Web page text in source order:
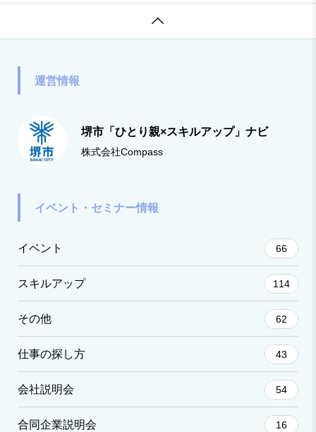

運営情報
堺市「ひとり親×スキルアップ」ナビ
株式会社Compass
イベント・セミナー情報
イベント 66
スキルアップ 114
その他 62
仕事の探し方 43
会社説明会 54
合同企業説明会 16